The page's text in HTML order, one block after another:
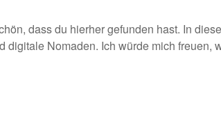
dass du hierher gefunden hast. In
digitale Nomaden. Ich würde mich freuen,